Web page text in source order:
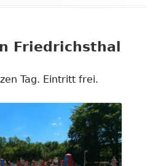
Friedrichsthal
Tag. Eintritt frei.